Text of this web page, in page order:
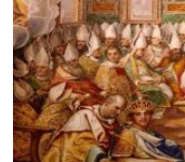
ЛЕНТА